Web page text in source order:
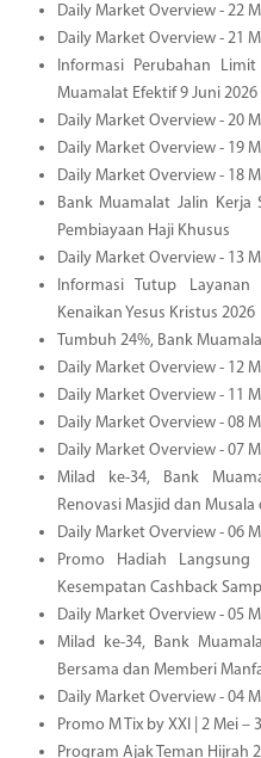
Daily Market Overview - 22
Daily Market Overview - 21
Informasi Perubahan
Muamalat Efektif 9 Juni 2026
Daily Market Overview - 20
Daily Market Overview - 19
Daily Market Overview - 18
Bank Muamalat Jalin
Pembiayaan Haji Khusus
Daily Market Overview - 13
Informasi Tutup
Kenaikan Yesus Kristus 2026
Tumbuh 24%, Bank
Daily Market Overview - 12
Daily Market Overview - 11
Daily Market Overview - 08
Daily Market Overview - 07
Milad ke-34, Bank
Renovasi Masjid dan
Daily Market Overview - 06
Promo Hadiah
Kesempatan Cashback
Daily Market Overview - 05
Milad ke-34, Bank
Bersama dan Memberi
Daily Market Overview - 04
Promo M Tix by XXI | 2 Mei –
Program Ajak Teman Hijrah